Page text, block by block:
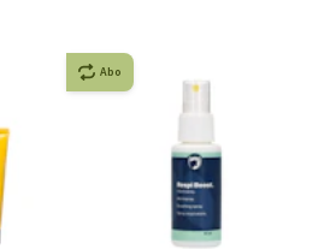
Abo